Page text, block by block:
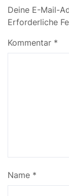
Deine E-Mail-
Erforderliche
Kommentar *
Name *